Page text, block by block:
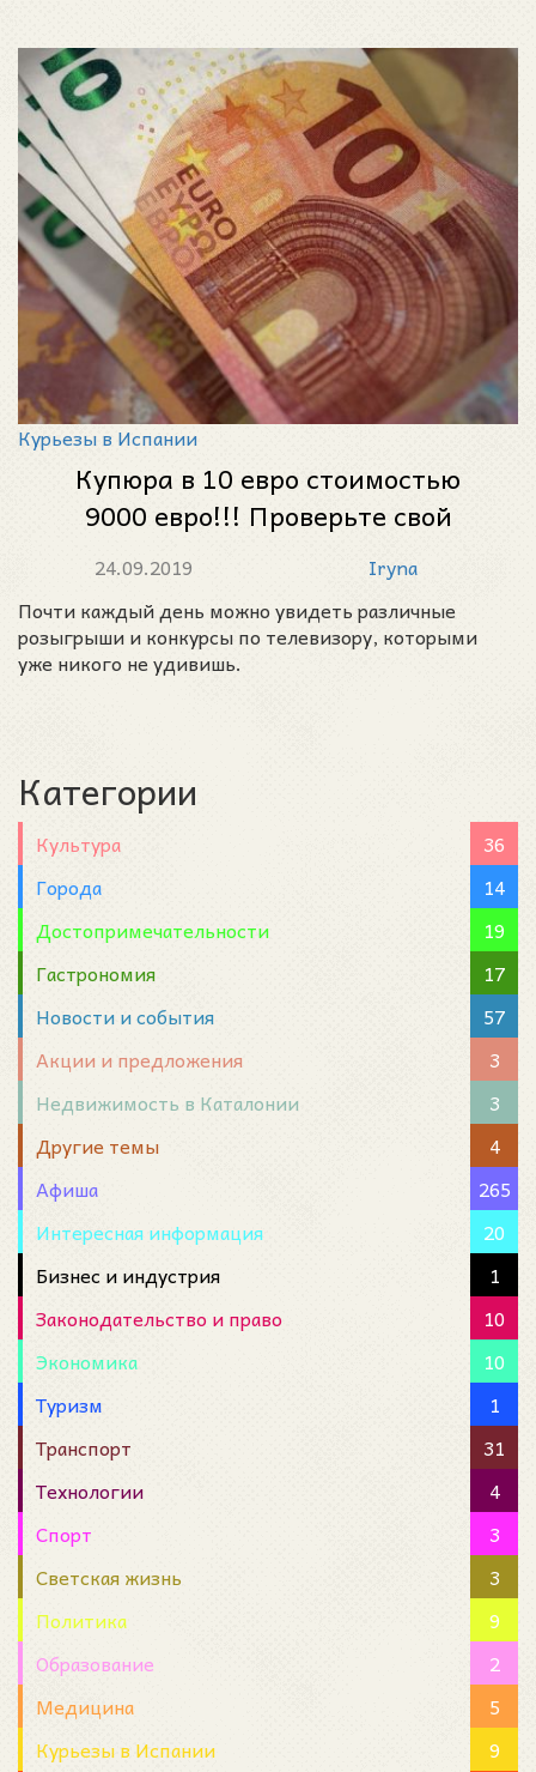
Курьезы в Испании
Купюра в 10 евро стоимостью
9000 евро!!! Проверьте свой
24.09.2019
Iryna
Почти каждый день можно увидеть различные
розыгрыши и конкурсы по телевизору, которыми
уже никого не удивишь.
Категории
Культура
36
Города
14
Достопримечательности
19
Гастрономия
17
Новости и события
57
Акции и предложения
3
Недвижимость в Каталонии
3
Другие темы
4
Афиша
265
Интересная информация
20
Бизнес и индустрия
1
Законодательство и право
10
Экономика
10
Туризм
1
Транспорт
31
Технологии
4
Спорт
3
Светская жизнь
3
Политика
9
Образование
2
Медицина
5
Курьезы в Испании
9